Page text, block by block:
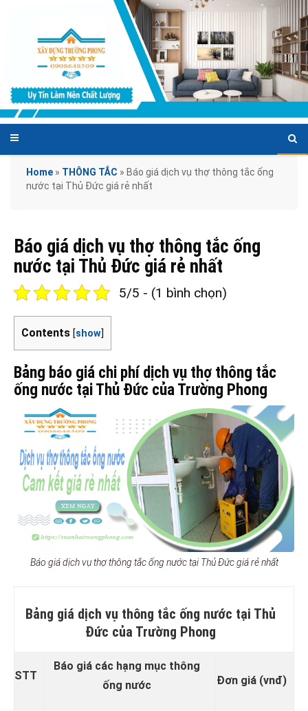
Home » THÔNG TẮC » Báo giá dịch vụ thợ thông tắc ống
nước tại Thủ Đức giá rẻ nhất
Báo giá dịch vụ thợ thông tắc ống
nước tại Thủ Đức giá rẻ nhất
5/5 - (1 bình chọn)
Contents [show]
Bảng báo giá chi phí dịch vụ thợ thông tắc
ống nước tại Thủ Đức của Trường Phong
Báo giá dịch vụ thợ thông tắc ống nước tại Thủ Đức giá rẻ nhất
Bảng giá dịch vụ thông tắc ống nước tại Thủ
Đức của Trường Phong
STT
Báo giá các hạng mục thông
ống nước
Đơn giá (vnđ)